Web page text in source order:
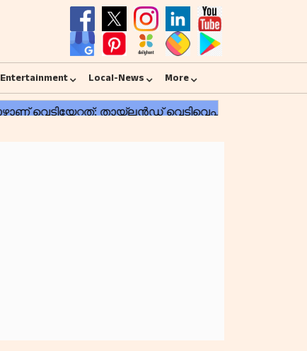
Entertainment Local-News More